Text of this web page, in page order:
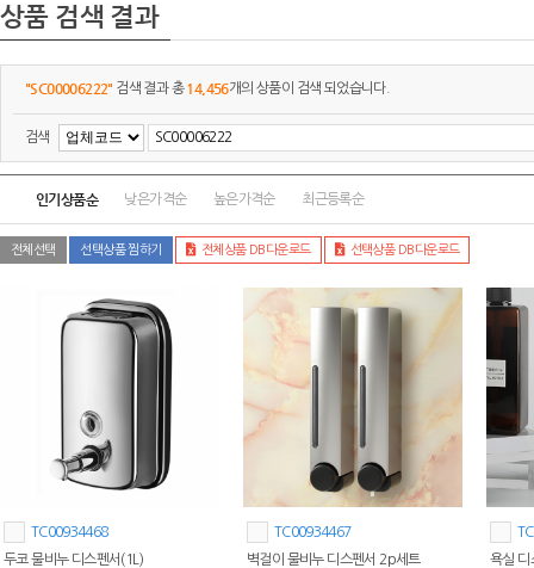
상품 검색 결과
"SC00006222" 검색 결과 총14,456개의 상품이 검색 되었습니다.
검색
인기상품순 낮은가격순 높은가격순 최근등록순
전체선택 선택상품 찜하기 전체상품 DB다운로드 선택상품 DB다운로드
TC00934468
두코 물비누 디스펜서(1L)
TC00934467
벽걸이 물비누 디스펜서 2p세트
욕실 디